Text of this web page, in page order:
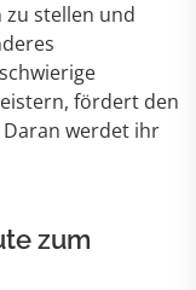
stellen und
fördert den
werdet ihr
zum